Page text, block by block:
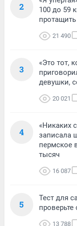
2
100 до 59
21 490
3
«Это тот,
девушки,
20 021
4
«Никаких
записала
пермское
тысяч
16 087
5
Тест для
проверьте
13 788